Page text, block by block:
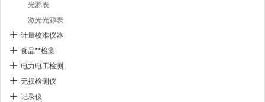
光源表
激光光源表
计量校准仪器
食品**检测
电力电工检测
无损检测仪
记录仪